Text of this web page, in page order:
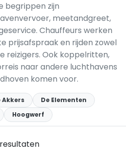
begrippen zijn
meetandgreet,
Chauffeurs werken
prijsafspraak en rijden zowel
reizigers. Ook koppelritten,
naar andere luchthavens
komen voor.
Akkers
De Elementen
Hoogwerf
resultaten